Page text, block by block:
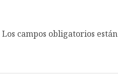
Los campos obligatorios están